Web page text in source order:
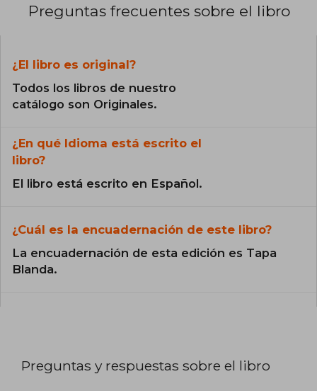
Preguntas frecuentes sobre el libro
¿El libro es original?
Todos los libros de nuestro
catálogo son Originales.
¿En qué Idioma está escrito el
libro?
El libro está escrito en Español.
¿Cuál es la encuadernación de este libro?
La encuadernación de esta edición es Tapa
Blanda.
Preguntas y respuestas sobre el libro